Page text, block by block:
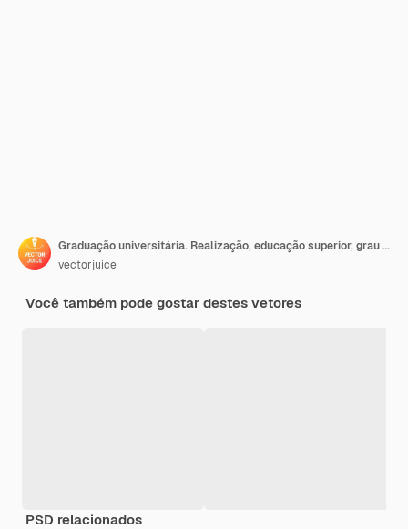
Graduação universitária. Realização, educação superior, grau acadêmico. Aluno bem sucedido pulando, segurando o mortarboard. Desenvolvimento pessoal.
vectorjuice
Você também pode gostar destes vetores
PSD relacionados